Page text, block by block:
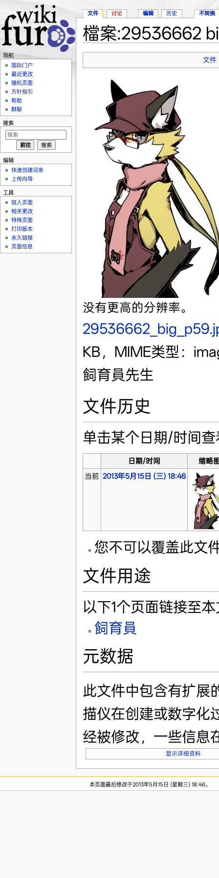
檔案:29536662
文件
没有更高的分辨率。
KB，MIME类型：
飼育員先生
文件历史
单击某个日期/时间
日期/时间
缩略
当前 2013年5月15日 (三) 18:46
您不可以覆盖此文
文件用途
以下1个页面链接至
飼育員
元数据
此文件中包含有扩展
描仪在创建或数字化
经被修改，一些信息
显示详细资料
文件 讨论 编辑 历史 不转换
导航
国际门户
最近更改
随机页面
方针指引
帮助
群聊
搜索
编辑
快速创建词条
上传向导
工具
链入页面
相关更改
特殊页面
打印版本
永久链接
页面信息
本页面最后修改于2013年5月15日 (星期三) 18:46。